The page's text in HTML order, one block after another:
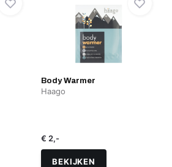
Body Warmer
Haago
€ 2,-
BEKIJKEN